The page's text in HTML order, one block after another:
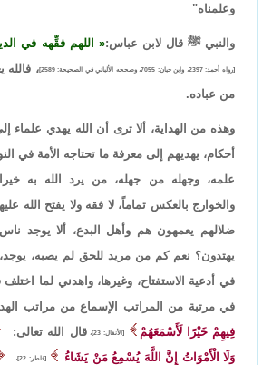
وعلمناه"
والنبي ﷺ قال لابن عباس: اللهم فقِّهه في
[رواه أحمد: 2397، وابن حبان: 7055، وصححه الألباني في الصحيحة: 2589]
،
من عباده.
وهذه من الهداية، ألا ترى أن الله يهدي علماء
أحكام، يهديهم إلى معرفة ما تحتاجه الأمة في
علمه، وجهله من جهله، من يرد الله به
والخوارج بالعكس تماماً، لا فقه ولا يفتح الله
ضلالهم يعمهون هم وأهل البدع، ألا يوجد
يهتدون؟ نعم كم من مريد للحق لم يصبه، يوجد،
في أدعية الاستفتاح، وغيرها، واهدني لما
في مرتبة من المراتب الإسماع من مراتب
فِيهِمْ خَيْرًا لَأَسْمَعَهُمْ
[الأنفال: 23]، قال الله تعالى:
وَلَا الْأَمْوَاتُ إِنَّ اللَّهَ يُسْمِعُ مَنْ يَشَاءُ
[فاطر: 22]،